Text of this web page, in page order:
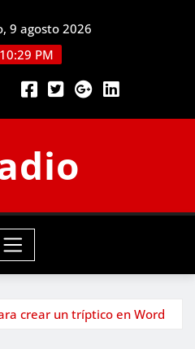
9 agosto 2026
PM
crear un tríptico en Word